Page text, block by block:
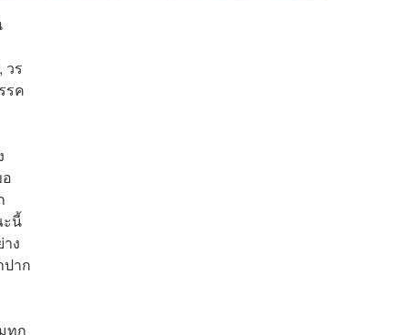
วร
รค
ะนี้
ง
าก
ทุก